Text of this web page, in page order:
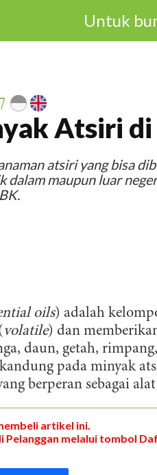
Untuk
Atsiri di
atsiri yang bisa
dalam maupun luar
oils) adalah
volatile) dan
daun, getah,
pada minyak
berperan sebagai
artikel ini.
Pelanggan melalui tombol